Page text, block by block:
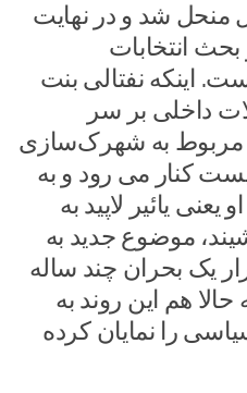
منحل شد و در نهایت
انتخابات
اینکه نفتالی بنت
داخلی بر سر
مربوط به شهرک‌سازی
کنار می رود و به
یائیر لاپید به
موضوع جدید به
یک بحران چند ساله
هم این روند به
را نمایان کرده